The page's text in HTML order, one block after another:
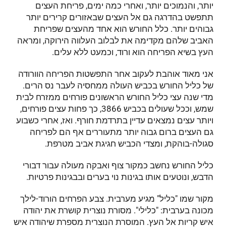
יותר, והנמוכים יותר, ואחרי כמה ימים, פריחת העצים
תתפשט בהדרגה גם אל העצים שבאזורים קרירים יותר
גבוהים יותר. כלל החורש הוא אחד מהעצים שפריחת
האביב שלהם מקדימה את לבלוב העלווה הירוקה, ומראה
העץ בשיא הפריחה הוא ורוד, וכמעט ללא עלים.
אני מאוד אוהבת לעקוב אחר התפשטות הפריחה הוורודה
של כליל החורש בכביש העולה ממחסיה לעבר נס הרים.
מדי שנה עצי כליל החורש הראשונים פורחים ממזרח לבית
שמש, וככל שעולים בכביש 3866, כך פחות עצים פורחים,
ויותר עצים נמצאים עדיין בתרדמת חורף. ואז, אחרי כשבוע
גם העצים ברום גבוה יותר מתעוררים אף הם לפריחה
סגולה-בוהקת, ומצדי הכביש חגיגת אביב מטרפת.
כליל החורש נחשב כמקור צוף ואבקה מעולה עבור דבורי
הדבש, ונוטעים אותו בגינות נוי בערים ובבגינות פרטיות.
מקור שמו "כליל" מגיע מערבית. צבע הפרחים הורוד-לילך
מכונה בערבית: "כלילי". מסורת נוצרית קושרת את יהודה
איש קריות אל העץ. המוסרת הנוצרית מספרת שיהודה איש